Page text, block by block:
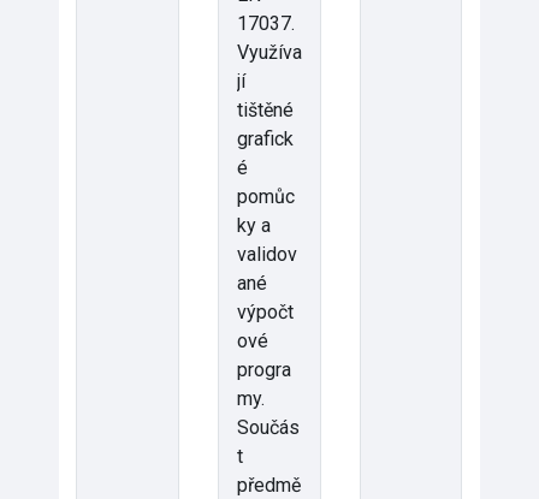
17037.
Využíva
jí
tištěné
grafick
é
pomůc
ky a
validov
ané
výpočt
ové
progra
my.
Součás
t
předmě